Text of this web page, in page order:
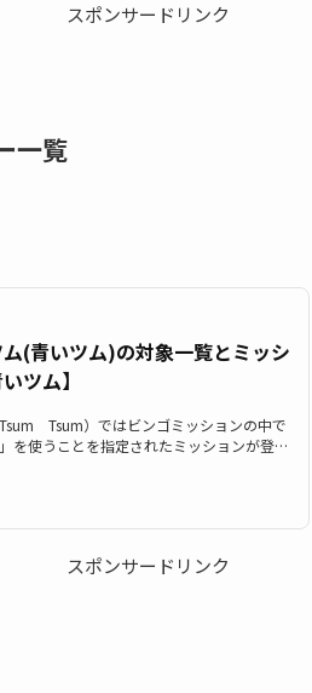
スポンサードリンク
一覧
ム(青いツム)の対象一覧とミッシ
ツム】
Tsum）ではビンゴミッションの中で
を使うことを指定されたミッションが登場
ムツム青色のツムの対象ツム一覧それで
ランプ イ...スポンサードリンク